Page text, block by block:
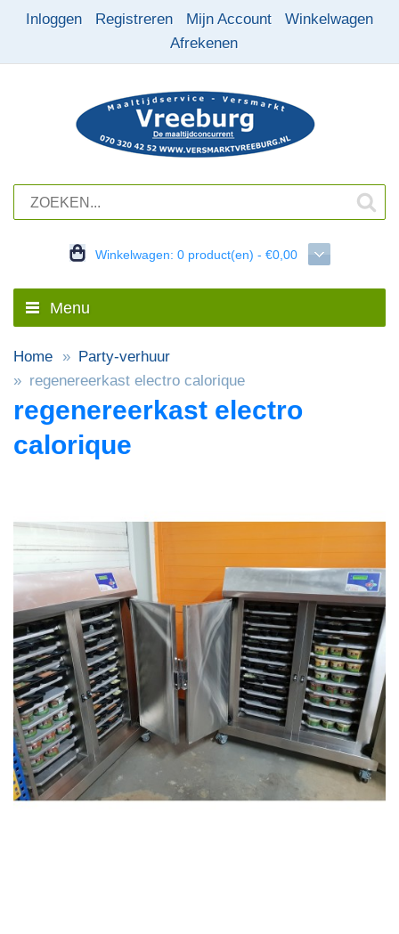
Inloggen Registreren Mijn Account
Winkelwagen
Afrekenen
Winkelwagen: 0 product(en) - €0,00
Menu
Home
Party-verhuur
regenereerkast electro calorique
regenereerkast electro
calorique